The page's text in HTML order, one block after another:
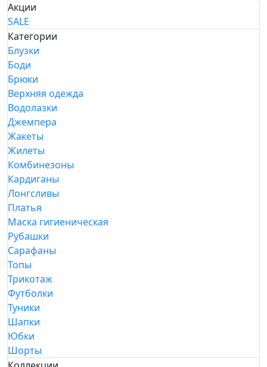
Акции
SALE
Категории
Блузки
Боди
Брюки
Верхняя одежда
Водолазки
Джемпера
Жакеты
Жилеты
Комбинезоны
Кардиганы
Лонгсливы
Платья
Маска гигиеническая
Рубашки
Сарафаны
Топы
Трикотаж
Футболки
Туники
Шапки
Юбки
Шорты